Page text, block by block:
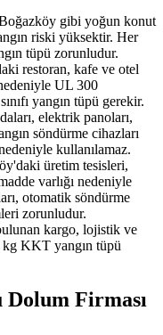
gibi yoğun konut
riski yüksektir. Her
tüpü zorunludur.
restoran, kafe ve otel
UL 300
yangın tüpü gerekir.
elektrik panoları,
söndürme cihazları
kullanılamaz.
üretim tesisleri,
varlığı nedeniyle
otomatik söndürme
zorunludur.
kargo, lojistik ve
kg KKT yangın tüpü
Dolum Firması